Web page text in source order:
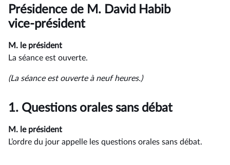
du
compte
Présidence de M. David Habib
vice-président
M. le président
La séance est ouverte.
(La séance est ouverte à neuf heures.)
1. Questions orales sans débat
M. le président
L’ordre du jour appelle les questions orales sans débat.